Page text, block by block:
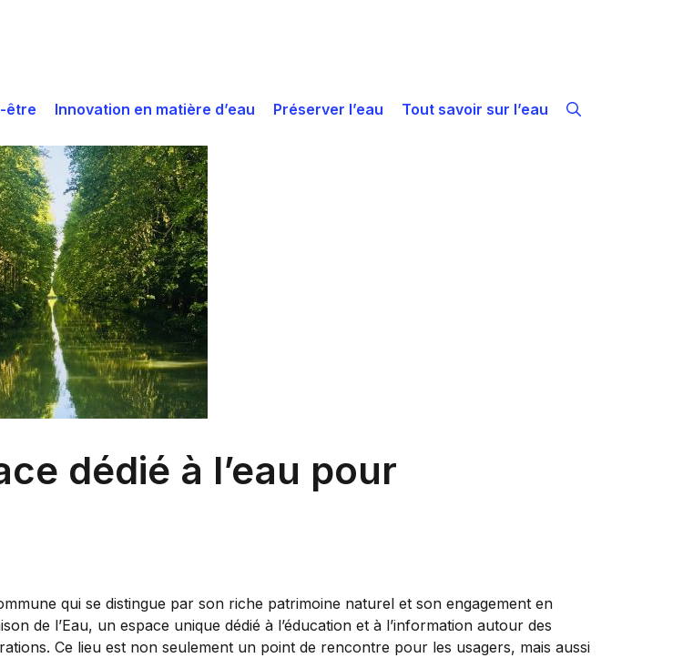
être Innovation en matière d’eau Préserver l’eau Tout savoir sur l’eau
dédié à l’eau pour
qui se distingue par son riche patrimoine naturel et son engagement en
de l’Eau, un espace unique dédié à l’éducation et à l’information autour des
Ce lieu est non seulement un point de rencontre pour les usagers, mais aussi